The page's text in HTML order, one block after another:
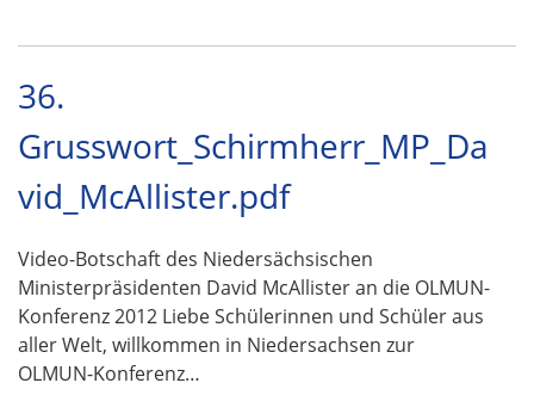
36.
Grusswort_Schirmherr_MP_Da
vid_McAllister.pdf
Video-Botschaft des Niedersächsischen
Ministerpräsidenten David McAllister an die OLMUN-
Konferenz 2012 Liebe Schülerinnen und Schüler aus
aller Welt, willkommen in Niedersachsen zur
OLMUN-Konferenz…